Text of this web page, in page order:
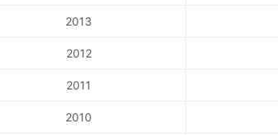
2013
2012
2011
2010